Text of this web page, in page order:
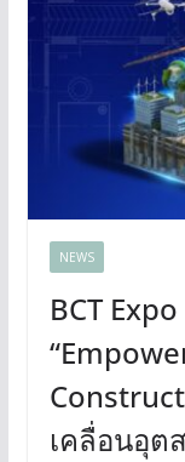
NEWS
BCT
เคลื่อนอุต